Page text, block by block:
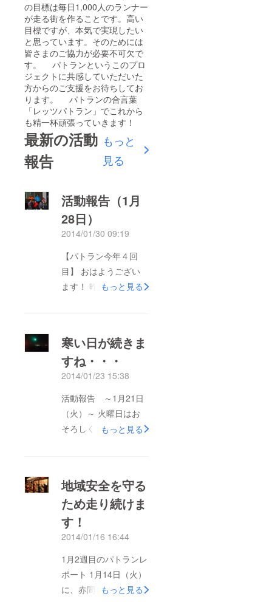
の目標は毎日1,000人のランナー
が走る街を作ることです。高い
目標ですが、本気で実現したい
と思っています。そのためには
皆さまのご協力が必要不可欠で
す。 パトランというこのプロ
ジェクトに共感していただいた
方からのご支援をお待ちしてお
ります。 パトランの合言葉
「レッツパトラン」でこれから
も精一杯頑張っていきます！
最新の活動
報告
もっと
見る
活動報告（1月
28日）
2014/01/30 09:19
【パトラン今年４回
目】 おはようござい
ます！ 昨日は赤間地
快！ ランニングって
いいですね（^0^） 最
近はいろんなところか
ら活動に参加したいと
いうありがたい声が増
えてきました。 来週
も新しいランナーが１
けてきて少しづつ地域
に浸透してきたかなと
いう印象も受けるよう
になりました。 何事
もコツコツ積み重ねる
ことが大事だと思い知
らされます。 目指す
は1,000人のパトラン
もっと見る
寒い日が続きま
すね・・・
2014/01/23 15:38
活動報告 ～1月21日
（火）～ 火曜日はお
そろしく寒い中のパト
それでも四人のラン
ナーが集結！！ 初参
加の女性も1人来てい
ただきました(^o^) 参
はすごく嬉しいです！
この調子では寒い冬乗
り切りますよー！
もっと見る
地域安全を守る
ため走り続けま
す！
2014/01/16 16:44
1月2週目のパトランレ
ポート 1月14日（火）
に、赤間西コミュニ
もっと見る